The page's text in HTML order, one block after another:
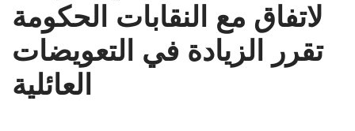
لاتفاق مع النقابات الحكومة
تقرر الزيادة في التعويضات
العائلية